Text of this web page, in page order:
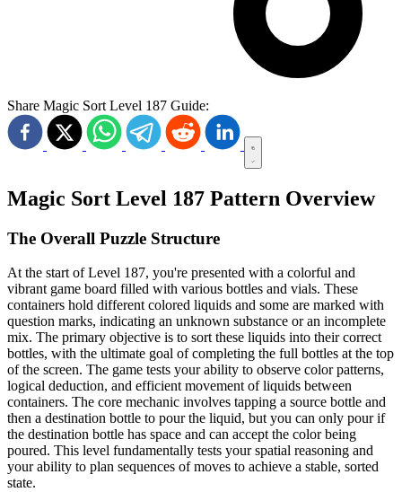
Share Magic Sort Level 187 Guide:
Magic Sort Level 187 Pattern Overview
The Overall Puzzle Structure
At the start of Level 187, you're presented with a colorful and
vibrant game board filled with various bottles and vials. These
containers hold different colored liquids and some are marked with
question marks, indicating an unknown substance or an incomplete
mix. The primary objective is to sort these liquids into their correct
bottles, with the ultimate goal of completing the full bottles at the top
of the screen. The game tests your ability to observe color patterns,
logical deduction, and efficient movement of liquids between
containers. The core mechanic involves tapping a source bottle and
then a destination bottle to pour the liquid, but you can only pour if
the destination bottle has space and can accept the color being
poured. This level fundamentally tests your spatial reasoning and
your ability to plan sequences of moves to achieve a stable, sorted
state.